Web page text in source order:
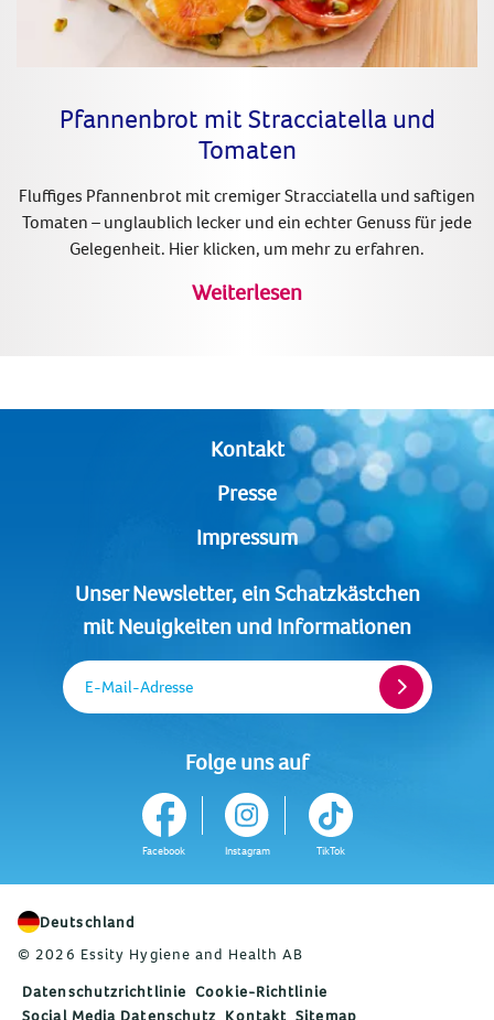
Pfannenbrot mit Stracciatella und
Tomaten
Fluffiges Pfannenbrot mit cremiger Stracciatella und saftigen
Tomaten – unglaublich lecker und ein echter Genuss für jede
Gelegenheit. Hier klicken, um mehr zu erfahren.
Weiterlesen
Kontakt
Presse
Impressum
Unser Newsletter, ein Schatzkästchen
mit Neuigkeiten und Informationen
E-Mail-Adresse
Folge uns auf
Facebook Instagram TikTok
Deutschland
© 2026 Essity Hygiene and Health AB
Datenschutzrichtlinie Cookie-Richtlinie
Social Media Datenschutz Kontakt Sitemap